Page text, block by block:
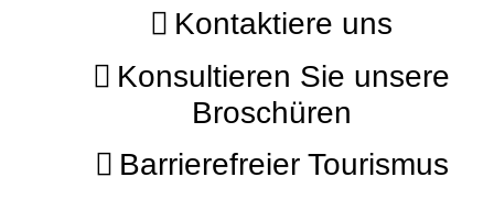
Kontaktiere uns
Konsultieren Sie unsere
Broschüren
Barrierefreier Tourismus